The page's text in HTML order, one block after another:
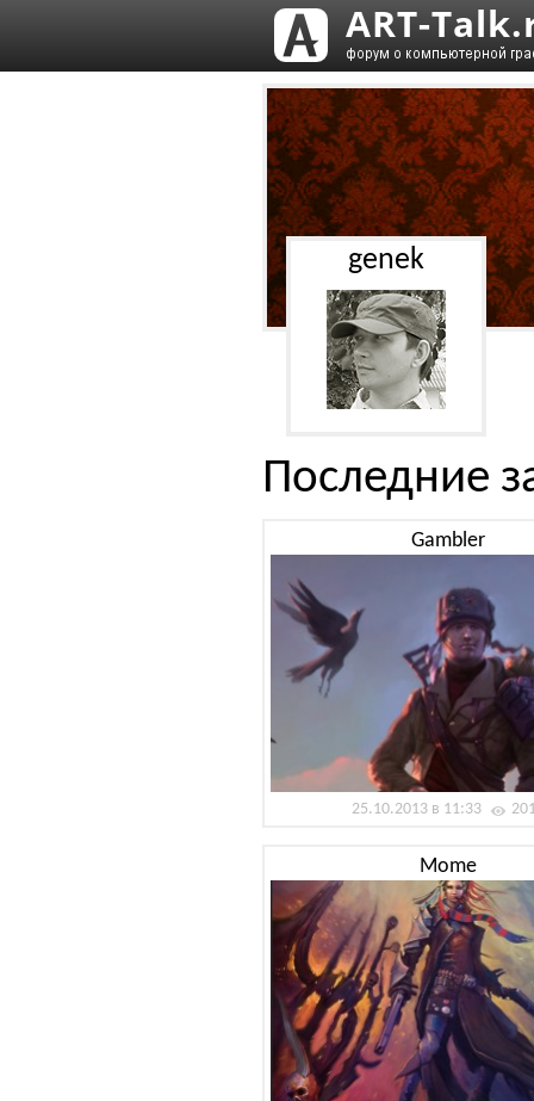
genek
Последние
Gambler
25.10.2013 в 11:33
Mome